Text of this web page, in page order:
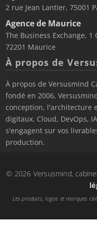
2 rue Jean Lantier, 75001
Agence de Maurice
The Business Exchange,
72201 Maurice
À propos de
À propos de Versusmind
fondé en 2006,
conception, l'architecture
digitaux. Cloud, DevOps,
s'engagent sur vos
production.
© 2026 Versusmind,
Les produits, logos et marques